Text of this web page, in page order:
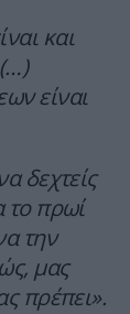
και
είναι
δεχτείς
το πρωί
την
μας
πρέπει».